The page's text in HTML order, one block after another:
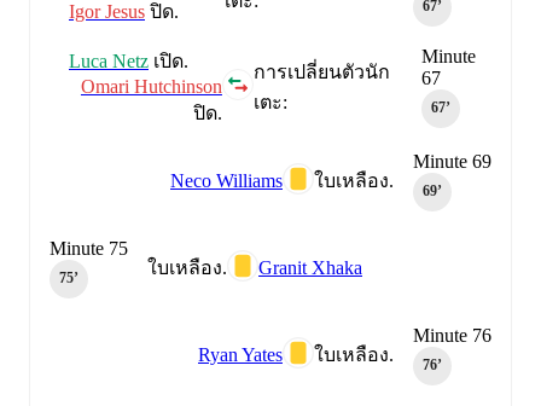
67‎’‎
Igor Jesus ปิด.
Minute
67
67‎’‎
การเปลี่ยนตัวนัก
เตะ:
Luca Netz เปิด.
Omari Hutchinson
ปิด.
Minute 69
69‎’‎
ใบเหลือง.
Neco Williams
ใบเหลือง. Granit Xhaka
Minute 75
75‎’‎
Minute 76
76‎’‎
ใบเหลือง.
Ryan Yates